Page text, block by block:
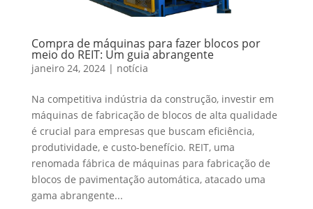
Compra de máquinas para fazer blocos por
meio do REIT: Um guia abrangente
janeiro 24, 2024| notícia
Na competitiva indústria da construção, investir em
máquinas de fabricação de blocos de alta qualidade
é crucial para empresas que buscam eficiência,
produtividade, e custo-benefício. REIT, uma
renomada fábrica de máquinas para fabricação de
blocos de pavimentação automática, atacado uma
gama abrangente...